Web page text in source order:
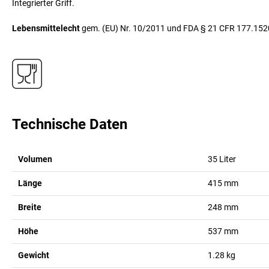
Integrierter Griff.
Lebensmittelechtgem. (EU) Nr. 10/2011 und FDA § 21 CFR
Technische Daten
Volumen 35 Liter
Länge 415 mm
Breite 248 mm
Höhe 537 mm
Gewicht 1.28 kg